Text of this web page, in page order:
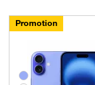
Promotion
Groupe de couleurs